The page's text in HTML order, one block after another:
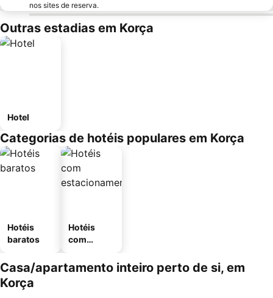
nos sites de reserva.
Outras estadias em Korça
Hotel
Categorias de hotéis populares em Korça
Hotéis
baratos
Hotéis
com
mento
Casa/apartamento inteiro perto de si, em
Korça